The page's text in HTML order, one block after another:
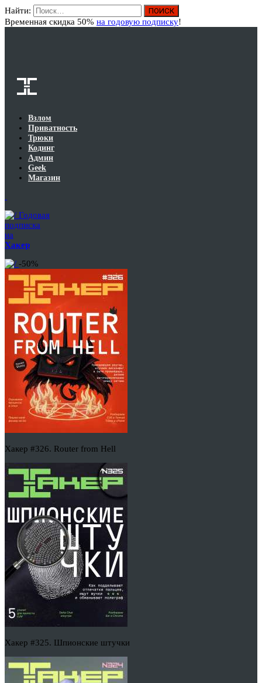
Найти:
Временная скидка 50% на годовую подписку!
Взлом
Приватность
Трюки
Кодинг
Админ
Geek
Магазин
Годовая
подписка
на
Хакер
-50%
Хакер #326. Router from Hell
Хакер #325. Шпионские штучки